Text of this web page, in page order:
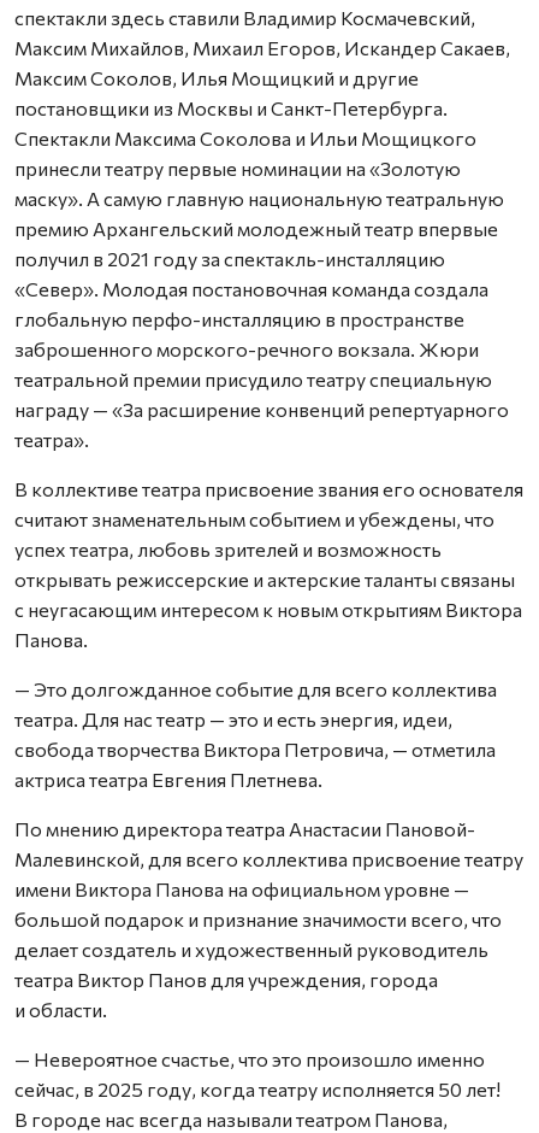
спектакли здесь ставили Владимир Космачевский,
Максим Михайлов, Михаил Егоров, Искандер Сакаев,
Максим Соколов, Илья Мощицкий и другие
постановщики из Москвы и Санкт-Петербурга.
Спектакли Максима Соколова и Ильи Мощицкого
принесли театру первые номинации на «Золотую
маску». А самую главную национальную театральную
премию Архангельский молодежный театр впервые
получил в 2021 году за спектакль-инсталляцию
«Север». Молодая постановочная команда создала
глобальную перфо-инсталляцию в пространстве
заброшенного морского-речного вокзала. Жюри
театральной премии присудило театру специальную
награду — «За расширение конвенций репертуарного
театра».
В коллективе театра присвоение звания его основателя
считают знаменательным событием и убеждены, что
успех театра, любовь зрителей и возможность
открывать режиссерские и актерские таланты связаны
с неугасающим интересом к новым открытиям Виктора
Панова.
— Это долгожданное событие для всего коллектива
театра. Для нас театр — это и есть энергия, идеи,
свобода творчества Виктора Петровича, — отметила
актриса театра Евгения Плетнева.
По мнению директора театра Анастасии Пановой-
Малевинской, для всего коллектива присвоение театру
имени Виктора Панова на официальном уровне —
большой подарок и признание значимости всего, что
делает создатель и художественный руководитель
театра Виктор Панов для учреждения, города
и области.
— Невероятное счастье, что это произошло именно
сейчас, в 2025 году, когда театру исполняется 50 лет!
В городе нас всегда называли театром Панова,